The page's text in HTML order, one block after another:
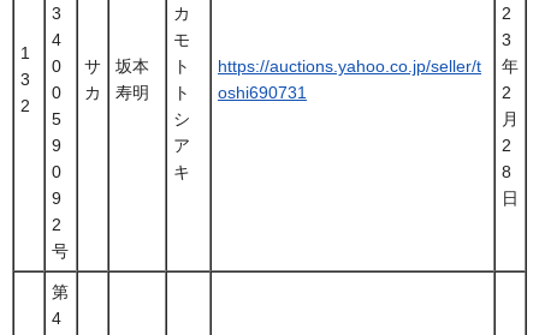
1
3
2
3
4
0
0
5
9
0
9
2
号
サ
カ
坂本
寿明
カ
モ
ト
ト
シ
ア
キ
https://auctions.yahoo.co.jp/seller/t
oshi690731
2
3
年
2
月
2
8
日
第
4